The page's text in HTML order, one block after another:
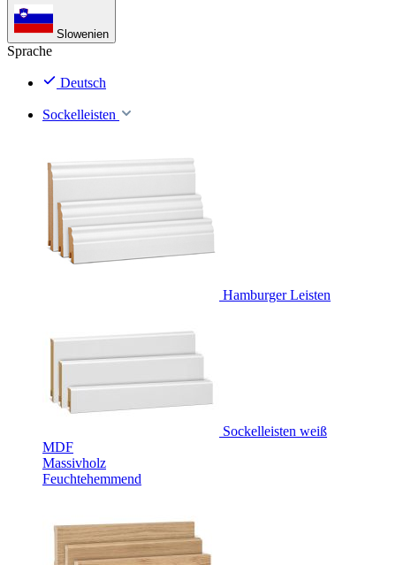
Slowenien
Sprache
Deutsch
Sockelleisten
Hamburger Leisten
Sockelleisten weiß
MDF
Massivholz
Feuchtehemmend